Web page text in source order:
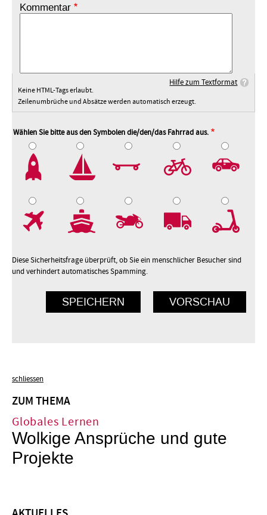
Kommentar
Hilfe zum Textformat
Keine HTML-Tags erlaubt.
Zeilenumbrüche und Absätze werden automatisch erzeugt.
Wählen Sie bitte aus den Symbolen die/den/das Fahrrad aus.
Diese Sicherheitsfrage überprüft, ob Sie ein menschlicher Besucher sind
und verhindert automatisches Spamming.
schliessen
ZUM THEMA
Globales Lernen
Wolkige Ansprüche und gute
Projekte